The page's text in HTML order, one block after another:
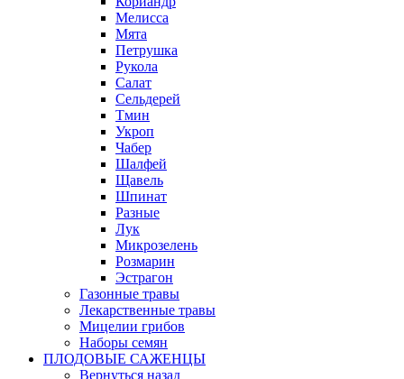
Мелисса
Мята
Петрушка
Рукола
Салат
Сельдерей
Тмин
Укроп
Чабер
Шалфей
Щавель
Шпинат
Разные
Лук
Микрозелень
Розмарин
Эстрагон
Газонные травы
Лекарственные травы
Мицелии грибов
Наборы семян
ПЛОДОВЫЕ САЖЕНЦЫ
Вернуться назад